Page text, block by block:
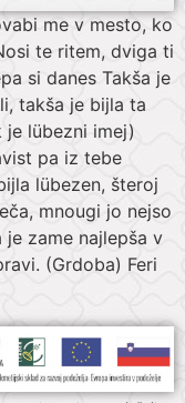
me v mesto, ko
te ritem, dviga ti
si danes Takša je
takša je bijla ta
je lübezni imej)
pa iz tebe
lübezen, šteroj
mnougi jo nejso
je zame najlepša v
(Grdoba) Feri